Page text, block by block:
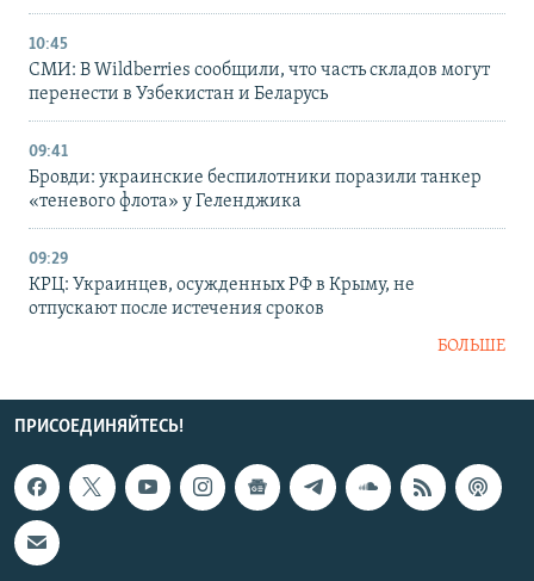
10:45
СМИ: В Wildberries сообщили, что часть складов могут
перенести в Узбекистан и Беларусь
09:41
Бровди: украинские беспилотники поразили танкер
«теневого флота» у Геленджика
09:29
КРЦ: Украинцев, осужденных РФ в Крыму, не
отпускают после истечения сроков
БОЛЬШЕ
ПРИСОЕДИНЯЙТЕСЬ!